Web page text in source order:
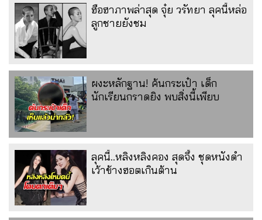
ฮือฮาภาพล่าสุด จุ๋ย วรัทยา ลุคนี้หล่อ
ลูกชายยังชม
ผงะหลักฐาน! ค้นกระเป๋า เด็ก
นักเรียนกราดยิง พบสิ่งนี้เพียบ
ลุคนี้..หลิงหลิงคอง สุดจึ้ง ชุดหนังดำ
เว้าข้างฮอตเกินต้าน